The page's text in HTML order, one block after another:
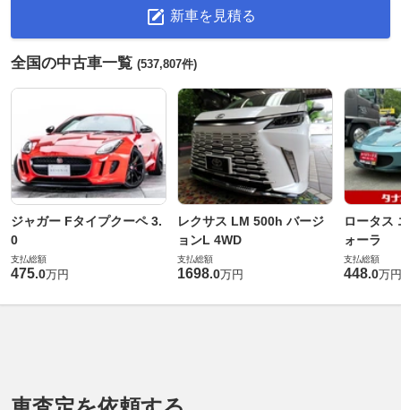
新車を見積る
全国の中古車一覧 (537,807件)
ジャガー Fタイプクーペ 3.
0
支払総額
475.0万円
レクサス LM 500h バージ
ョンL 4WD
支払総額
1698.0万円
ロータス
ォーラ
支払総額
448.0万円